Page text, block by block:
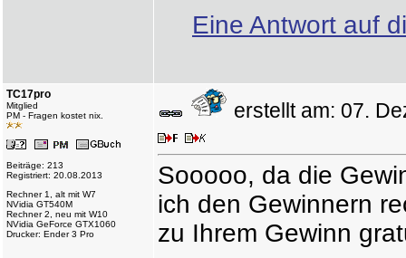
Eine Antwort auf
TC17pro
Mitglied
PM - Fragen kostet nix.
Beiträge: 213
Registriert: 20.08.2013
Rechner 1, alt mit W7
NVidia GT540M
Rechner 2, neu mit W10
NVidia GeForce GTX1060
Drucker: Ender 3 Pro
erstellt am: 07.
Sooooo, da die
ich den Gewinnern
zu Ihrem Gewinn